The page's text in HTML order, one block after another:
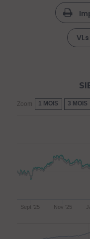
Zoom 1 MOIS 3 MOIS
Sept '25 Nov '25